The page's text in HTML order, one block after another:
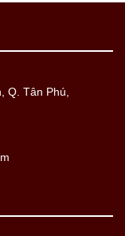
Q. Tân Phú,